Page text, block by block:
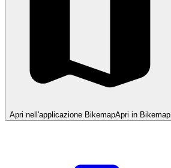
Apri nell'applicazione BikemapApri in Bikemap